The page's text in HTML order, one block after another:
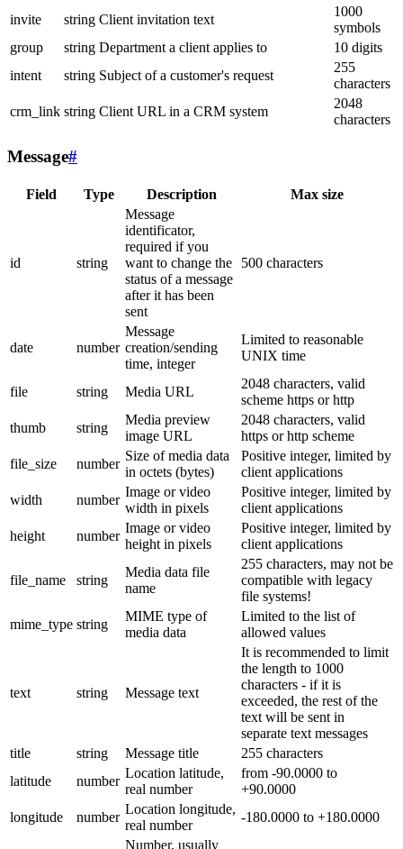
invite
string Client invitation text
1000
symbols
group
string Department a client applies to
10 digits
intent
string Subject of a customer's request
255
characters
crm_link string Client URL in a CRM system
2048
characters
Message#
Field Type Description Max size
id string
Message
identificator,
required if you
want to change the
status of a message
after it has been
sent
500 characters
date number
Message
creation/sending
time, integer
Limited to reasonable
UNIX time
file string Media URL
2048 characters, valid
scheme https or http
thumb
string
Media preview
image URL
2048 characters, valid
https or http scheme
file_size
number
Size of media data
in octets (bytes)
Positive integer, limited by
client applications
width
number
Image or video
width in pixels
Positive integer, limited by
client applications
height
number
Image or video
height in pixels
Positive integer, limited by
client applications
file_name string
Media data file
name
255 characters, may not be
compatible with legacy
file systems!
mime_type string
MIME type of
media data
Limited to the list of
allowed values
text string Message text
It is recommended to limit
the length to 1000
characters - if it is
exceeded, the rest of the
text will be sent in
separate text messages
title
string Message title
255 characters
latitude
number
Location latitude,
real number
from -90.0000 to
+90.0000
longitude
number
Location longitude,
real number
-180.0000 to +180.0000
Number, usually